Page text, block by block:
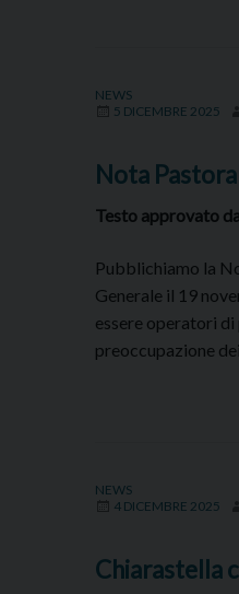
NEWS
5 DICEMBRE 2025
Nota
Testo approvato
Pubblichiamo la
Generale il 19
essere operatori di
preoccupazione
NEWS
4 DICEMBRE 2025
Chiarastella